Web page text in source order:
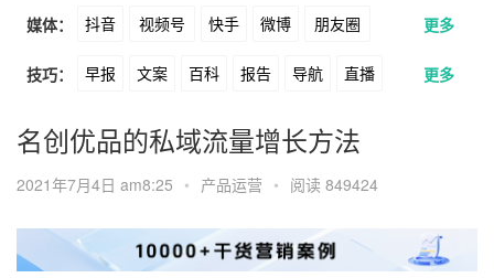
动漫 美妆 美食 家装 教育 婚纱
酒旅 母婴 宠物 文娱 跨境 科技
广告 元宇宙 房地产
媒体： 抖音 视频号 快手 微博 朋友圈
公众号 B站 小红书 头条 知乎
Soul 360 百度 搜狗 爱奇艺
美图 最右 神马 谷歌 Facebook
Tiktok YouTube Yahoo Bing
更多
技巧： 早报 文案 百科 报告 导航 直播
卖货 脚本 话术 电商 私域 社群
涨粉 广告 推广 方案 策划 案例
数据 拉新 活动 用户 海外
更多
名创优品的私域流量增长方法
2021年7月4日 am8:25 • 产品运营 • 阅读 849424